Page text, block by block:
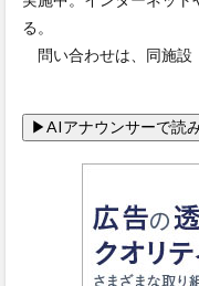
る。
問い合わせは、同施設